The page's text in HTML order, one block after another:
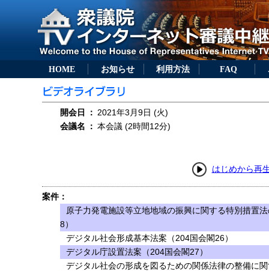
HOME お知らせ 利用方法 FAQ
開会日 ： 2021年3月9日 (火)
会議名
： 本会議 (2時間12分)
はじめから再
案件：
原子力発電施設等立地地域の振興に関する特別措置
8）
デジタル社会形成基本法案（204国会閣26）
デジタル庁設置法案（204国会閣27）
デジタル社会の形成を図るための関係法律の整備に